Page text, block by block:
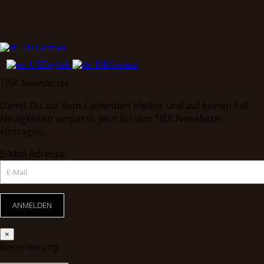
German
English
German
TISK Newsletter
Damit Du auf dem Laufenden bleibst und auf keinen Fall
Neuigkeiten verpasst, jetzt für den TISK Newsletter
eintragen.
E-Mail Adresse:
×
Reservierung